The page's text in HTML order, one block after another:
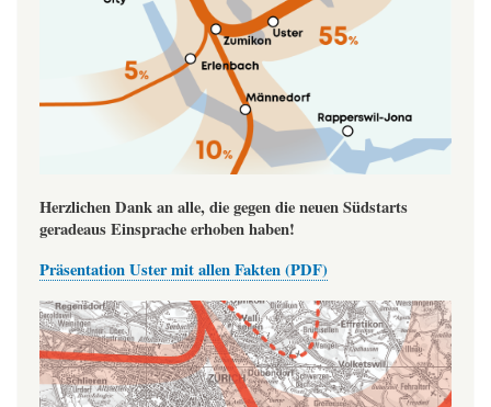
Herzlichen Dank an alle, die gegen die neuen Südstarts
geradeaus Einsprache erhoben haben!
Präsentation Uster mit allen Fakten (PDF)